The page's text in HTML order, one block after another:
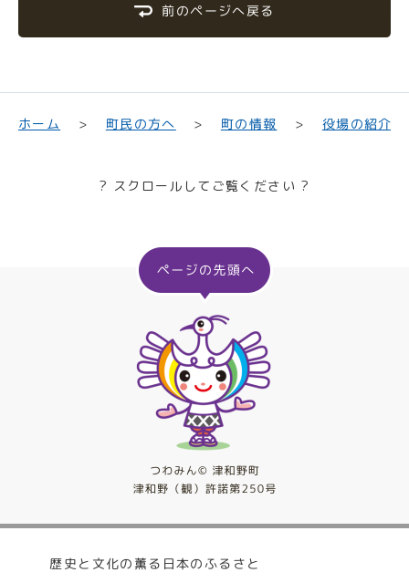
前のページへ戻る
ホーム 町民の方へ 町の情報 役場の紹介
? スクロールしてご覧ください ?
歴史と文化の薫る日本のふるさと